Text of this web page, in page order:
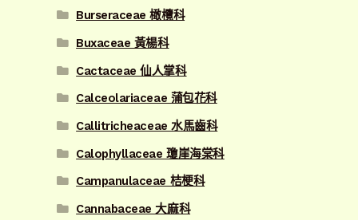
Burseraceae 橄欖科
Buxaceae 黃楊科
Cactaceae 仙人掌科
Calceolariaceae 蒲包花科
Callitricheaceae 水馬齒科
Calophyllaceae 瓊崖海棠科
Campanulaceae 桔梗科
Cannabaceae 大麻科